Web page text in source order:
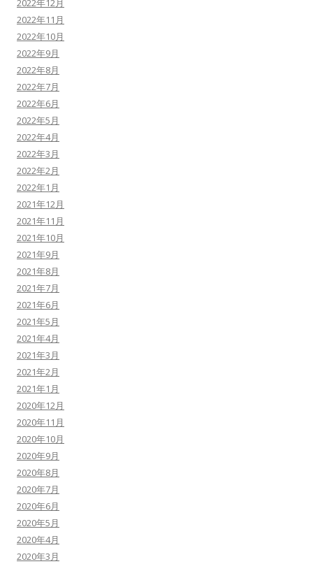
2022年12月
2022年11月
2022年10月
2022年9月
2022年8月
2022年7月
2022年6月
2022年5月
2022年4月
2022年3月
2022年2月
2022年1月
2021年12月
2021年11月
2021年10月
2021年9月
2021年8月
2021年7月
2021年6月
2021年5月
2021年4月
2021年3月
2021年2月
2021年1月
2020年12月
2020年11月
2020年10月
2020年9月
2020年8月
2020年7月
2020年6月
2020年5月
2020年4月
2020年3月